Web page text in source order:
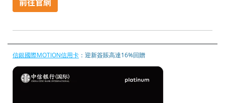
信銀國際MOTION信用卡 ：迎新簽賬高達16%回贈